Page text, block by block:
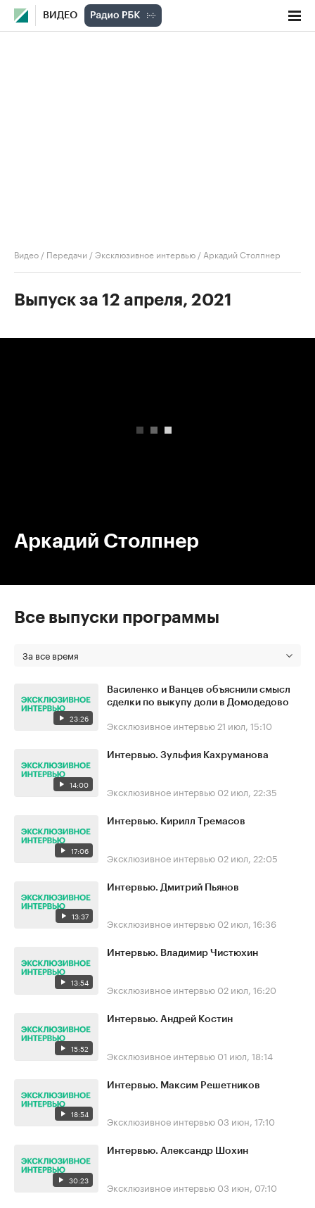
ВИДЕО
Видео / Передачи /Эксклюзивное интервью / Аркадий Столпнер
Выпуск за 12 апреля, 2021
Аркадий Столпнер
Все выпуски программы
За все время
23:26
Василенко и Ванцев объяснили смысл
сделки по выкупу доли в Домодедово
Эксклюзивное интервью 21 июл, 15:10
14:00
Интервью. Зульфия Кахруманова
Эксклюзивное интервью 02 июл, 22:35
17:06
Интервью. Кирилл Тремасов
Эксклюзивное интервью 02 июл, 22:05
13:37
Интервью. Дмитрий Пьянов
Эксклюзивное интервью 02 июл, 16:36
13:54
Интервью. Владимир Чистюхин
Эксклюзивное интервью 02 июл, 16:20
15:52
Интервью. Андрей Костин
Эксклюзивное интервью 01 июл, 18:14
18:54
Интервью. Максим Решетников
Эксклюзивное интервью 03 июн, 17:10
30:23
Интервью. Александр Шохин
Эксклюзивное интервью 03 июн, 07:10